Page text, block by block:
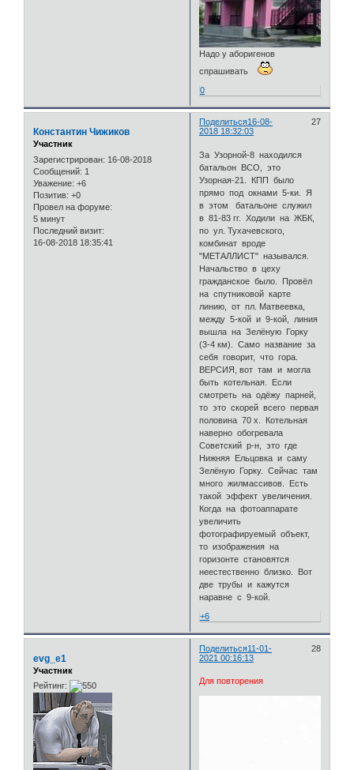
Надо у аборигенов
спрашивать
0
Поделиться 27
16-08-
2018 18:32:03
Константин Чижиков
Участник
Зарегистрирован: 16-08-2018
Сообщений: 1
Уважение: +6
Позитив: +0
Провел на форуме:
5 минут
Последний визит:
16-08-2018 18:35:41
За Узорной-8 находился
батальон ВСО, это
Узорная-21. КПП было
прямо под окнами 5-ки. Я
в этом батальоне служил
в 81-83 гг. Ходили на ЖБК,
по ул. Тухачевского,
комбинат вроде
"МЕТАЛЛИСТ" назывался.
Начальство в цеху
гражданское было. Провёл
на спутниковой карте
линию, от пл. Матвеевка,
между 5-кой и 9-кой, линия
вышла на Зелёную Горку
(3-4 км). Само название за
себя говорит, что гора.
ВЕРСИЯ, вот там и могла
быть котельная. Если
смотреть на одёжу парней,
то это скорей всего первая
половина 70 х. Котельная
наверно обогревала
Советский р-н, это где
Нижняя Ельцовка и саму
Зелёную Горку. Сейчас там
много жилмассивов. Есть
такой эффект увеличения.
Когда на фотоаппарате
увеличить
фотографируемый объект,
то изображения на
горизонте становятся
неестественно близко. Вот
две трубы и кажутся
наравне с 9-кой.
+6
Поделиться 28
11-01-
2021 00:16:13
evg_e1
Участник
Рейтинг:
Для повторения